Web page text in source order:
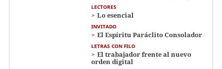
LECTORES
Lo esencial
INVITADO
El Espíritu Paráclito Consolador
LETRAS CON FILO
El trabajador frente al nuevo
orden digital